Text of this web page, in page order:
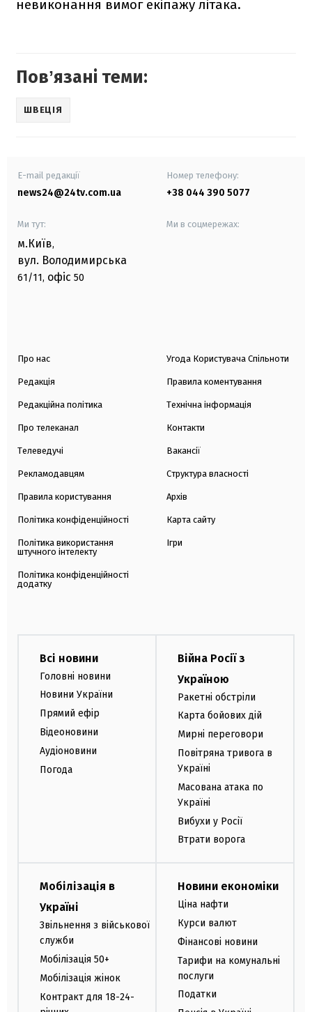
невиконання вимог екіпажу літака.
Повʼязані теми:
ШВЕЦІЯ
E-mail редакції
news24@24tv.com.ua
Номер телефону:
+38 044 390 5077
Ми тут:
м.Київ,
вул. Володимирська
61/11, офіс 50
Ми в соцмережах:
Про нас
Редакція
Редакційна політика
Про телеканал
Телеведучі
Рекламодавцям
Правила користування
Політика конфіденційності
Політика використання
штучного інтелекту
Політика конфіденційності
додатку
Угода Користувача Спільноти
Правила коментування
Технічна інформація
Контакти
Вакансії
Структура власності
Архів
Карта сайту
Ігри
Всі новини
Головні новини
Новини України
Прямий ефір
Відеоновини
Аудіоновини
Погода
Війна Росії з
Україною
Ракетні обстріли
Карта бойових дій
Мирні переговори
Повітряна тривога в
Україні
Масована атака по
Україні
Вибухи у Росії
Втрати ворога
Мобілізація в
Україні
Звільнення з військової
служби
Мобілізація 50+
Мобілізація жінок
Контракт для 18-24-
Новини економіки
Ціна нафти
Курси валют
Фінансові новини
Тарифи на комунальні
послуги
Податки